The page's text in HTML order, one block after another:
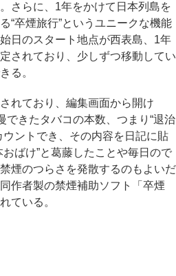
さらに、1年をかけて日本列島を
“卒煙旅行”というユニークな機能
日のスタート地点が西表島、1年
されており、少しずつ移動してい
る。
れており、編集画面から開け
できたタバコの本数、つまり“退治
ウントでき、その内容を日記に貼
ばけ”と葛藤したことや毎日ので
煙のつらさを発散するのもよいだ
作者製の禁煙補助ソフト「卒煙
ている。